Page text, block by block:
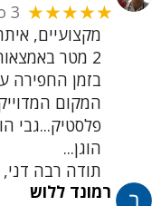
★★★★★
3 years ago
מקצועיים,
2 מטר
בזמן החפירה
המקום
פלסטיק...גבי
הוגן...
תודה רבה דני,
רמונד ללוש